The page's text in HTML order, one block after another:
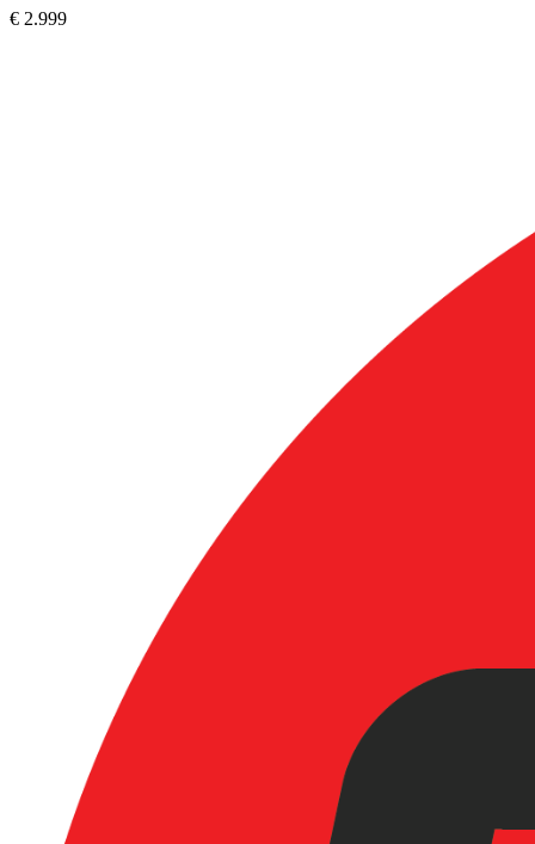
€ 2.999